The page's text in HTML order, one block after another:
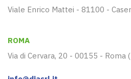
Viale Enrico Mattei - 81100 -
ROMA
Via di Cervara, 20 - 00155 - Roma